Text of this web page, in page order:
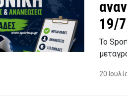
19/
Το
20